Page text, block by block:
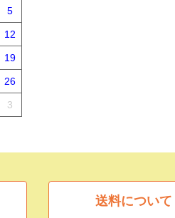
5
12
19
26
3
送料について